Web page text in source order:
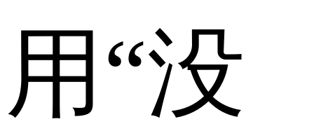
用“没